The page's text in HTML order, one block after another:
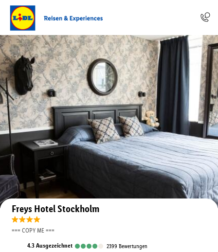
Auf der Karte anzeigen
Freys Hotel Stockholm
=== COPY ME ===
4.3 ausgezeichnet 2399 Bewertungen